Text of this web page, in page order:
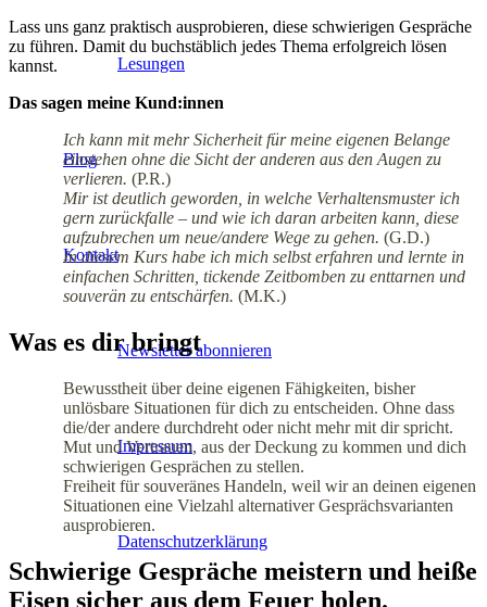
Lesungen
Blog
Kontakt
Newsletter abonnieren
Impressum
Datenschutzerklärung
Lass uns ganz praktisch ausprobieren, diese schwierigen Gespräche
zu führen. Damit du buchstäblich jedes Thema erfolgreich lösen
kannst.
Das sagen meine Kund:innen
Ich kann mit mehr Sicherheit für meine eigenen Belange
einstehen ohne die Sicht der anderen aus den Augen zu
verlieren. (P.R.)
Mir ist deutlich geworden, in welche Verhaltensmuster ich
gern zurückfalle – und wie ich daran arbeiten kann, diese
aufzubrechen um neue/andere Wege zu gehen. (G.D.)
In diesem Kurs habe ich mich selbst erfahren und lernte in
einfachen Schritten, tickende Zeitbomben zu enttarnen und
souverän zu entschärfen. (M.K.)
Was es dir bringt
Bewusstheit über deine eigenen Fähigkeiten, bisher
unlösbare Situationen für dich zu entscheiden. Ohne dass
die/der andere durchdreht oder nicht mehr mit dir spricht.
Mut und Vertrauen, aus der Deckung zu kommen und dich
schwierigen Gesprächen zu stellen.
Freiheit für souveränes Handeln, weil wir an deinen eigenen
Situationen eine Vielzahl alternativer Gesprächsvarianten
ausprobieren.
Schwierige Gespräche meistern und heiße
Eisen sicher aus dem Feuer holen.